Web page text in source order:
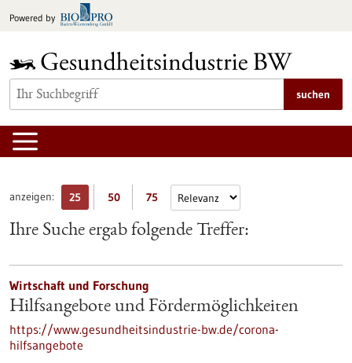
Inhalt
Powered by
suchen
anzeigen: 25 50 75
Ihre Suche ergab folgende Treffer:
Wirtschaft und Forschung
Hilfsangebote und Fördermöglichkeiten
https://www.gesundheitsindustrie-bw.de/corona-
hilfsangebote